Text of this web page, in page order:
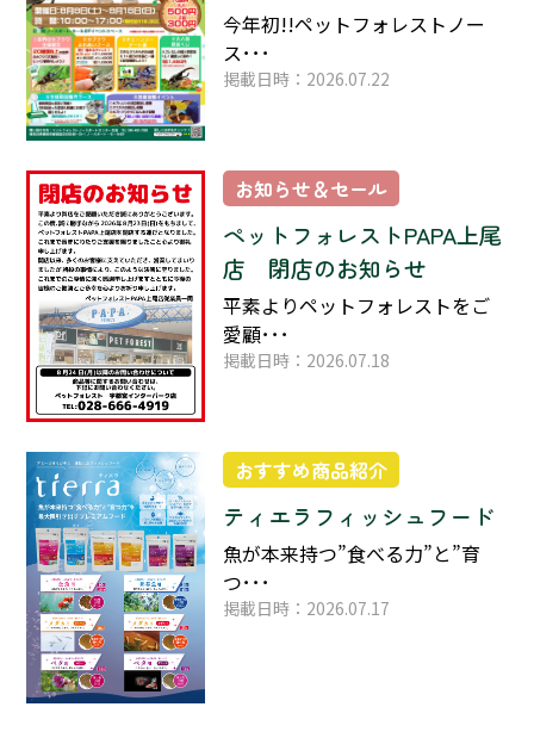
今年初!!ペットフォレストノー
ス･･･
掲載日時：2026.07.22
お知らせ＆セール
ペットフォレストPAPA上尾
店 閉店のお知らせ
平素よりペットフォレストをご
愛顧･･･
掲載日時：2026.07.18
おすすめ商品紹介
ティエラフィッシュフード
魚が本来持つ”食べる力”と”育
つ･･･
掲載日時：2026.07.17